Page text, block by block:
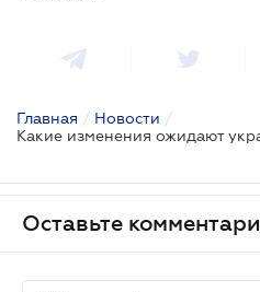
Главная / Новости /
Оставьте